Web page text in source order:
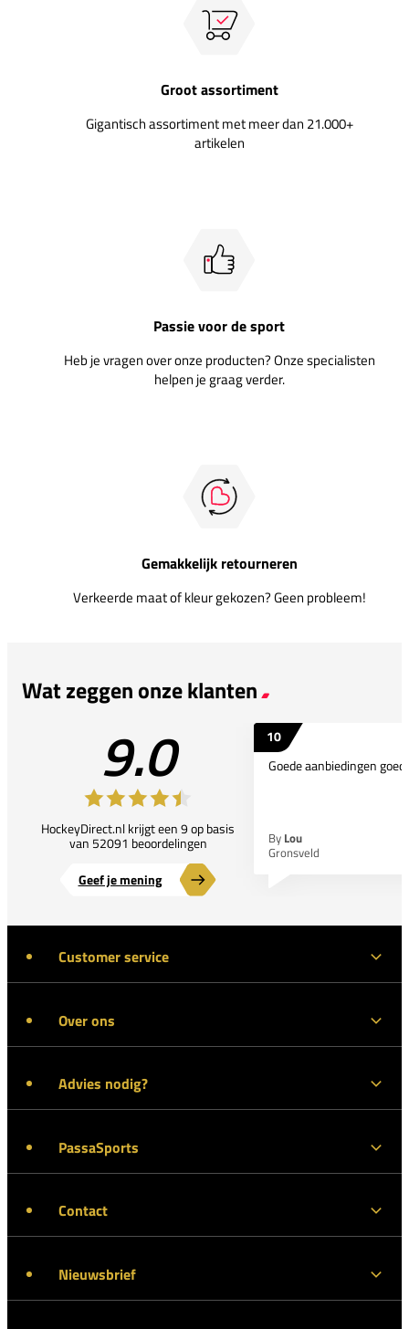
Groot assortiment
Gigantisch assortiment met meer dan 21.000+
artikelen
Passie voor de sport
Heb je vragen over onze producten? Onze specialisten
helpen je graag verder.
Gemakkelijk retourneren
Verkeerde maat of kleur gekozen? Geen probleem!
Wat zeggen onze klanten
9.0
HockeyDirect.nl krijgt een 9 op basis
van 52091 beoordelingen
Geef je mening
10
Goede aanbiedingen
By Lou
Gronsveld
Customer service
Over ons
Advies nodig?
PassaSports
Contact
Nieuwsbrief